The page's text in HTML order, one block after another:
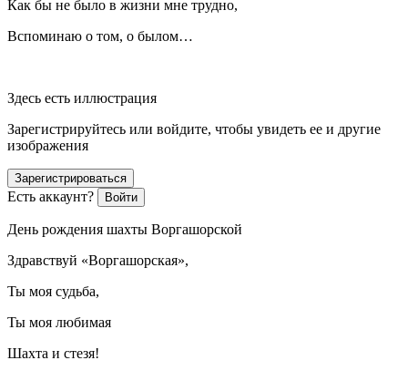
Как бы не было в жизни мне трудно,
Вспоминаю о том, о былом…
Здесь есть иллюстрация
Зарегистрируйтесь или войдите, чтобы увидеть ее и другие
изображения
Зарегистрироваться
Есть аккаунт? Войти
День рождения шахты Воргашорской
Здравствуй «Воргашорская»,
Ты моя судьба,
Ты моя любимая
Шахта и стезя!